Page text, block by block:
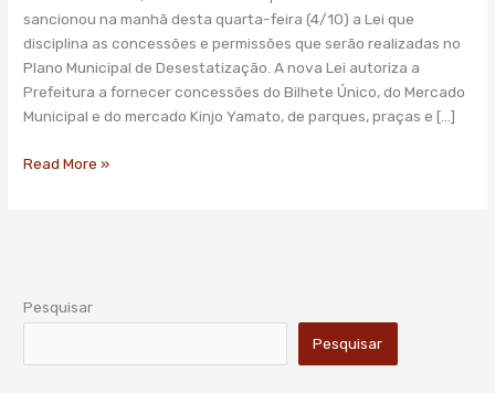
sancionou na manhã desta quarta-feira (4/10) a Lei que
disciplina as concessões e permissões que serão realizadas no
Plano Municipal de Desestatização. A nova Lei autoriza a
Prefeitura a fornecer concessões do Bilhete Único, do Mercado
Municipal e do mercado Kinjo Yamato, de parques, praças e […]
Municipal
de
Desestatização
Read More »
Pesquisar
Pesquisar